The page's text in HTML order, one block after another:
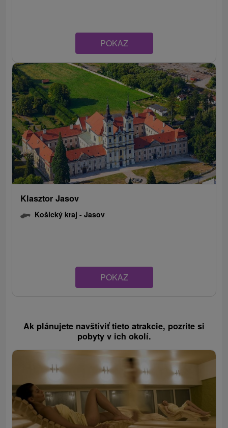
POKAZ
Klasztor Jasov
Košický kraj -Jasov
POKAZ
Ak plánujete navštíviť tieto atrakcie, pozrite si
pobyty v ich okolí.